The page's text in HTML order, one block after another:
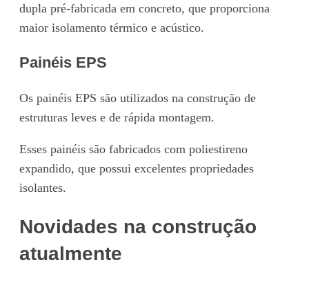
dupla pré-fabricada em concreto, que proporciona
maior isolamento térmico e acústico.
Painéis EPS
Os painéis EPS são utilizados na construção de
estruturas leves e de rápida montagem.
Esses painéis são fabricados com poliestireno
expandido, que possui excelentes propriedades
isolantes.
Novidades na construção
atualmente